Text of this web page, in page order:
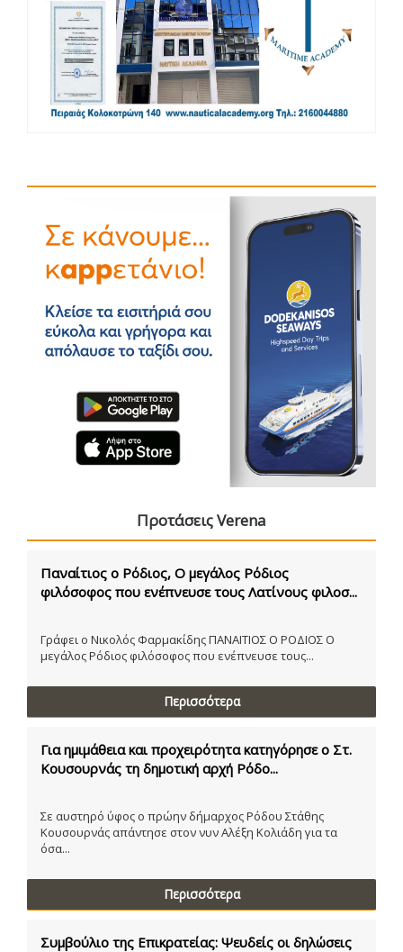
Προτάσεις Verena
Παναίτιος ο Ρόδιος, Ο μεγάλος Ρόδιος
φιλόσοφος που ενέπνευσε τους Λατίνους φιλοσ...
Γράφει ο Νικολός Φαρμακίδης ΠΑΝΑΙΤΙΟΣ Ο ΡΟΔΙΟΣ Ο
μεγάλος Ρόδιος φιλόσοφος που ενέπνευσε τους...
Περισσότερα
Για ημιμάθεια και προχειρότητα κατηγόρησε ο Στ.
Κουσουρνάς τη δημοτική αρχή Ρόδο...
Σε αυστηρό ύφος ο πρώην δήμαρχος Ρόδου Στάθης
Κουσουρνάς απάντησε στον νυν Αλέξη Κολιάδη για τα
όσα...
Περισσότερα
Συμβούλιο της Επικρατείας: Ψευδείς οι δηλώσεις